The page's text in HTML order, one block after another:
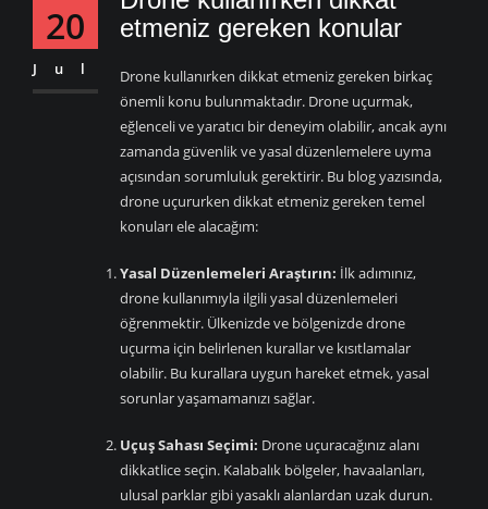
20
Jul
etmeniz gereken konular
Drone kullanırken dikkat etmeniz gereken birkaç
önemli konu bulunmaktadır. Drone uçurmak,
eğlenceli ve yaratıcı bir deneyim olabilir, ancak aynı
zamanda güvenlik ve yasal düzenlemelere uyma
açısından sorumluluk gerektirir. Bu blog yazısında,
drone uçururken dikkat etmeniz gereken temel
konuları ele alacağım:
Yasal Düzenlemeleri Araştırın: İlk adımınız,
drone kullanımıyla ilgili yasal düzenlemeleri
öğrenmektir. Ülkenizde ve bölgenizde drone
uçurma için belirlenen kurallar ve kısıtlamalar
olabilir. Bu kurallara uygun hareket etmek, yasal
sorunlar yaşamamanızı sağlar.
Uçuş Sahası Seçimi: Drone uçuracağınız alanı
dikkatlice seçin. Kalabalık bölgeler, havaalanları,
ulusal parklar gibi yasaklı alanlardan uzak durun.